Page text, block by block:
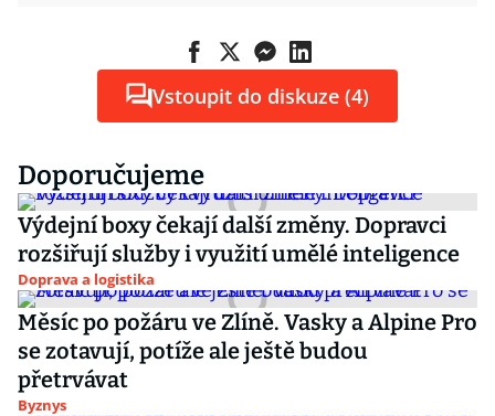
Vstoupit do diskuze (4)
Doporučujeme
Výdejní boxy čekají další změny. Dopravci
rozšiřují služby i využití umělé inteligence
Doprava a logistika
Měsíc po požáru ve Zlíně. Vasky a Alpine Pro
se zotavují, potíže ale ještě budou
přetrvávat
Byznys